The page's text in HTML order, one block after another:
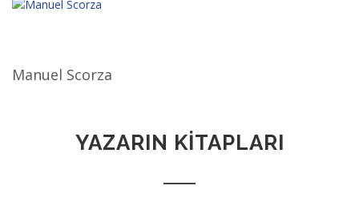
Manuel Scorza
YAZARIN KİTAPLARI